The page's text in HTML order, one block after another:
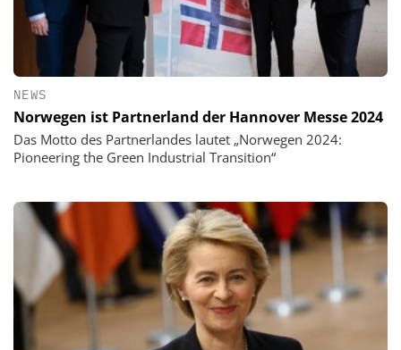
NEWS
Norwegen ist Partnerland der Hannover Messe 2024
Das Motto des Partnerlandes lautet „Norwegen 2024:
Pioneering the Green Industrial Transition“